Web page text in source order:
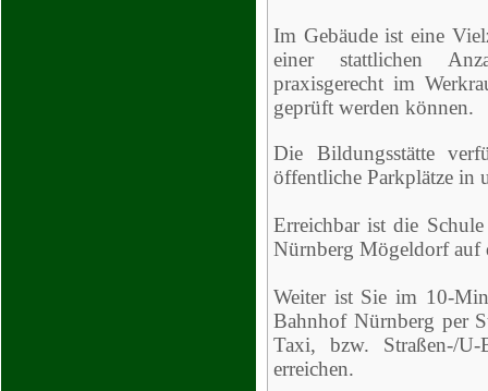
Im Gebäude ist eine
einer stattlichen
praxisgerecht im
geprüft werden können.
Die Bildungsstätte
öffentliche Parkplätze in
Erreichbar ist die
Nürnberg Mögeldorf auf
Weiter ist Sie im 10-
Bahnhof Nürnberg per
Taxi, bzw. Straßen-/
erreichen.